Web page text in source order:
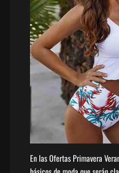
En las Ofertas Primavera